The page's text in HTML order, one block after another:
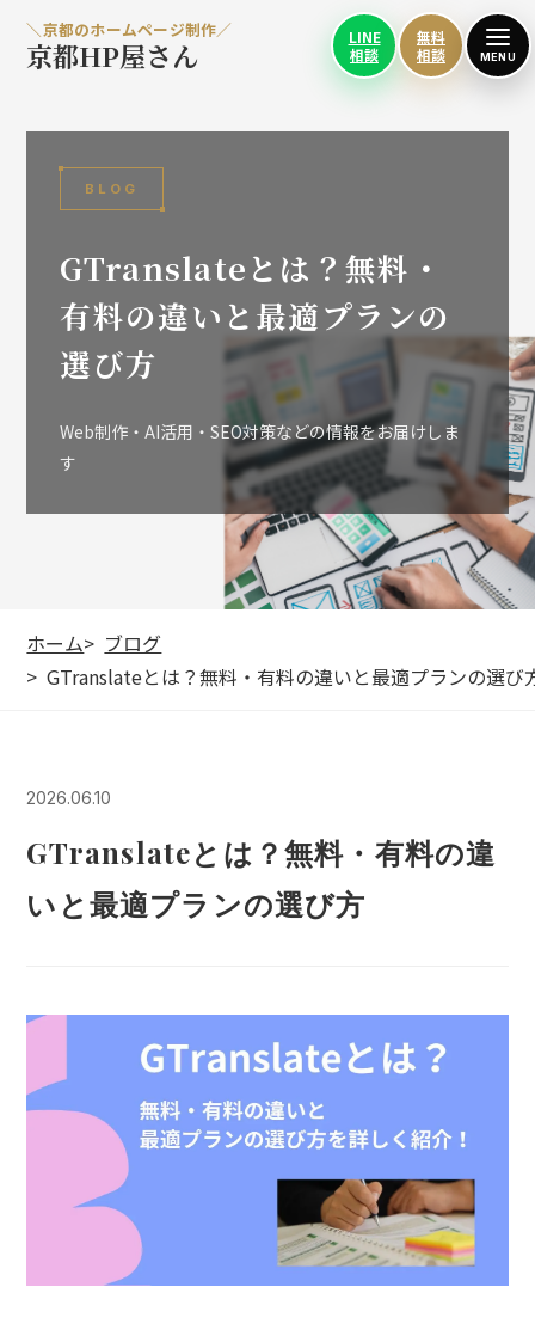
＼京都のホームページ制作／
京都HP屋さん MENU
無料
相談
LINE
相談
BLOG
GTranslateとは？無料・
有料の違いと最適プランの
選び方
Web制作・AI活用・SEO対策などの情報をお届けしま
す
ホーム
ブログ
GTranslateとは？無料・有料の違いと最適プランの選び
2026.06.10
GTranslateとは？無料・有料の違
いと最適プランの選び方